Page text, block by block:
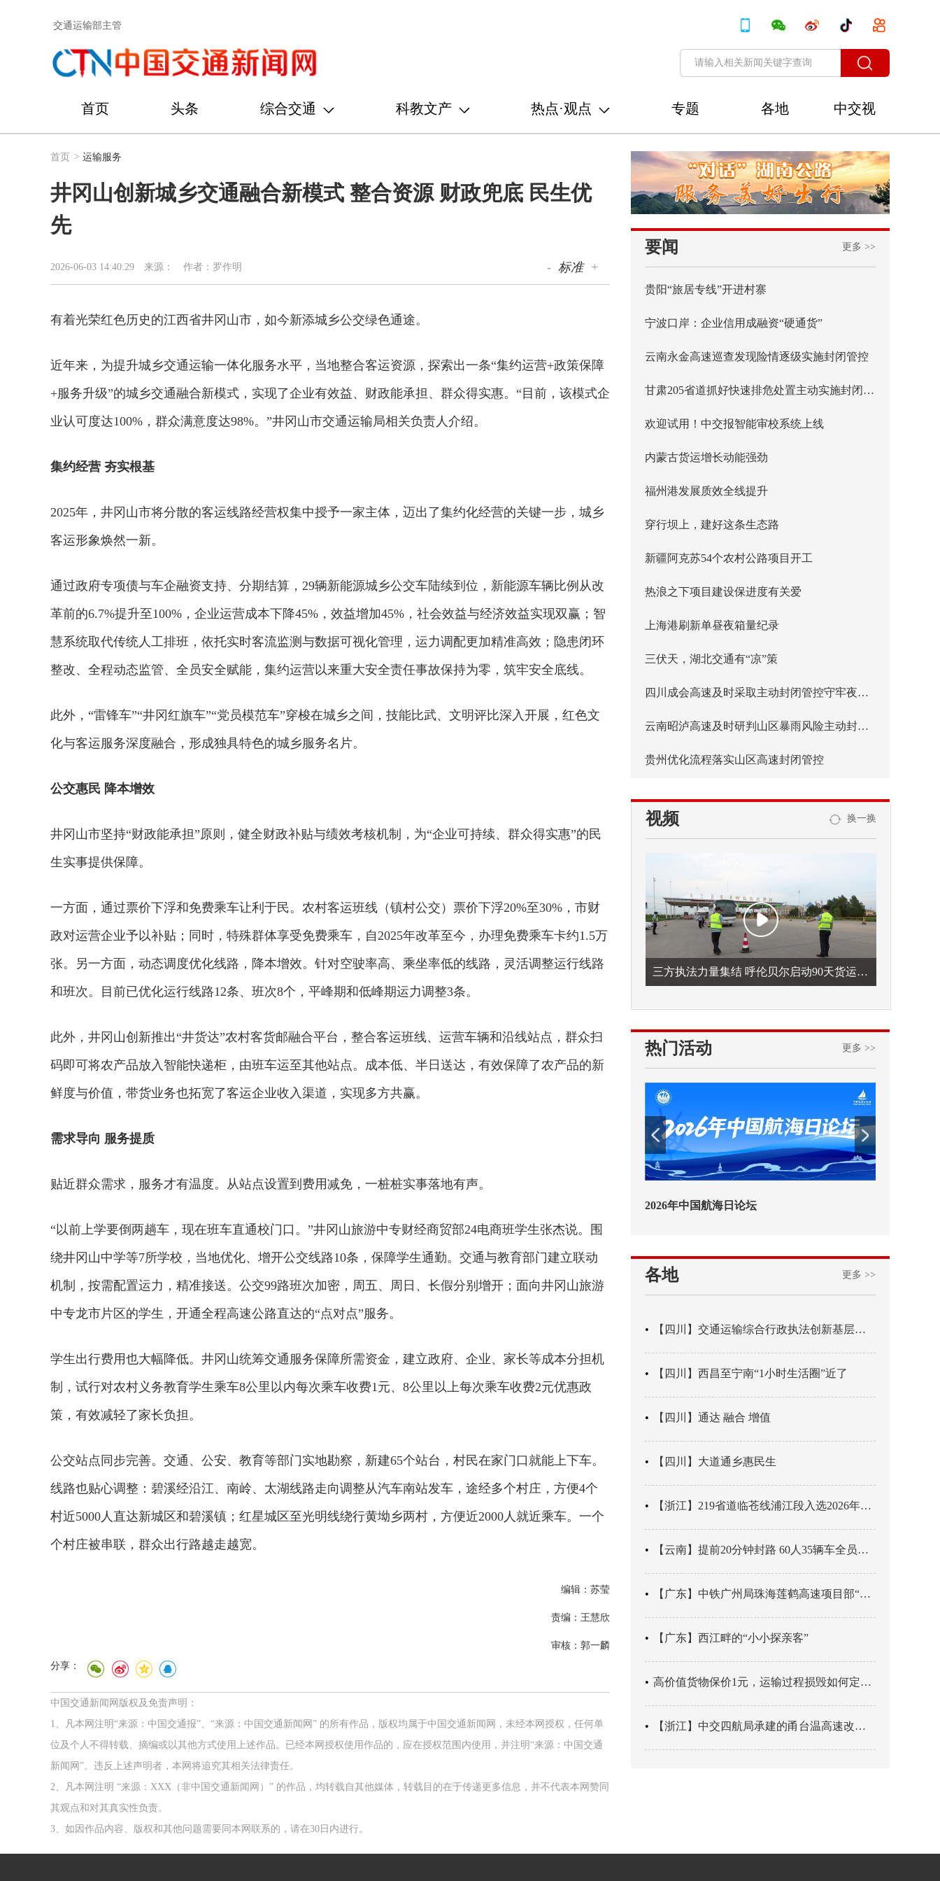
交通运输部主管
首页 头条 综合交通 科教文产 热点·观点 专题 各地
中交视
讯
首页 > 运输服务
井冈山创新城乡交通融合新模式 整合资源 财政兜底 民生优
先
2026-06-03 14:40:29 来源： 作者：罗作明 - 标准 +
有着光荣红色历史的江西省井冈山市，如今新添城乡公交绿色通途。
近年来，为提升城乡交通运输一体化服务水平，当地整合客运资源，探索出一条“集约运营+政策保障
+服务升级”的城乡交通融合新模式，实现了企业有效益、财政能承担、群众得实惠。“目前，该模式企
业认可度达100%，群众满意度达98%。”井冈山市交通运输局相关负责人介绍。
集约经营 夯实根基
2025年，井冈山市将分散的客运线路经营权集中授予一家主体，迈出了集约化经营的关键一步，城乡
客运形象焕然一新。
通过政府专项债与车企融资支持、分期结算，29辆新能源城乡公交车陆续到位，新能源车辆比例从改
革前的6.7%提升至100%，企业运营成本下降45%，效益增加45%，社会效益与经济效益实现双赢；智
慧系统取代传统人工排班，依托实时客流监测与数据可视化管理，运力调配更加精准高效；隐患闭环
整改、全程动态监管、全员安全赋能，集约运营以来重大安全责任事故保持为零，筑牢安全底线。
此外，“雷锋车”“井冈红旗车”“党员模范车”穿梭在城乡之间，技能比武、文明评比深入开展，红色文
化与客运服务深度融合，形成独具特色的城乡服务名片。
公交惠民 降本增效
井冈山市坚持“财政能承担”原则，健全财政补贴与绩效考核机制，为“企业可持续、群众得实惠”的民
生实事提供保障。
一方面，通过票价下浮和免费乘车让利于民。农村客运班线（镇村公交）票价下浮20%至30%，市财
政对运营企业予以补贴；同时，特殊群体享受免费乘车，自2025年改革至今，办理免费乘车卡约1.5万
张。另一方面，动态调度优化线路，降本增效。针对空驶率高、乘坐率低的线路，灵活调整运行线路
和班次。目前已优化运行线路12条、班次8个，平峰期和低峰期运力调整3条。
此外，井冈山创新推出“井货达”农村客货邮融合平台，整合客运班线、运营车辆和沿线站点，群众扫
码即可将农产品放入智能快递柜，由班车运至其他站点。成本低、半日送达，有效保障了农产品的新
鲜度与价值，带货业务也拓宽了客运企业收入渠道，实现多方共赢。
需求导向 服务提质
贴近群众需求，服务才有温度。从站点设置到费用减免，一桩桩实事落地有声。
“以前上学要倒两趟车，现在班车直通校门口。”井冈山旅游中专财经商贸部24电商班学生张杰说。围
绕井冈山中学等7所学校，当地优化、增开公交线路10条，保障学生通勤。交通与教育部门建立联动
机制，按需配置运力，精准接送。公交99路班次加密，周五、周日、长假分别增开；面向井冈山旅游
中专龙市片区的学生，开通全程高速公路直达的“点对点”服务。
学生出行费用也大幅降低。井冈山统筹交通服务保障所需资金，建立政府、企业、家长等成本分担机
制，试行对农村义务教育学生乘车8公里以内每次乘车收费1元、8公里以上每次乘车收费2元优惠政
策，有效减轻了家长负担。
公交站点同步完善。交通、公安、教育等部门实地勘察，新建65个站台，村民在家门口就能上下车。
线路也贴心调整：碧溪经沿江、南岭、太湖线路走向调整从汽车南站发车，途经多个村庄，方便4个
村近5000人直达新城区和碧溪镇；红星城区至光明线绕行黄坳乡两村，方便近2000人就近乘车。一个
个村庄被串联，群众出行路越走越宽。
编辑：苏莹
责编：王慧欣
审核：郭一麟
分享：
中国交通新闻网版权及免责声明：
1、凡本网注明“来源：中国交通报”、“来源：中国交通新闻网” 的所有作品，版权均属于中国交通新闻网，未经本网授权，任何单
位及个人不得转载、摘编或以其他方式使用上述作品。已经本网授权使用作品的，应在授权范围内使用，并注明“来源：中国交通
新闻网”。违反上述声明者，本网将追究其相关法律责任。
2、凡本网注明 “来源：XXX（非中国交通新闻网）” 的作品，均转载自其他媒体，转载目的在于传递更多信息，并不代表本网赞同
其观点和对其真实性负责。
3、如因作品内容、版权和其他问题需要同本网联系的，请在30日内进行。
要闻 更多 >>
贵阳“旅居专线”开进村寨
宁波口岸：企业信用成融资“硬通货”
云南永金高速巡查发现险情逐级实施封闭管控
甘肃205省道抓好快速排危处置主动实施封闭管控
欢迎试用！中交报智能审校系统上线
内蒙古货运增长动能强劲
福州港发展质效全线提升
穿行坝上，建好这条生态路
新疆阿克苏54个农村公路项目开工
热浪之下项目建设保进度有关爱
上海港刷新单昼夜箱量纪录
三伏天，湖北交通有“凉”策
四川成会高速及时采取主动封闭管控守牢夜间安全防线
云南昭泸高速及时研判山区暴雨风险主动封闭管控
贵州优化流程落实山区高速封闭管控
视频 换一换
三方执法力量集结 呼伦贝尔启动90天货运车辆违法专项整治
热门活动 更多 >>
2026年中国航海日论坛
各地 更多 >>
【四川】交通运输综合行政执法创新基层辖区治理“4+3” 新模式
【四川】西昌至宁南“1小时生活圈”近了
【四川】通达 融合 增值
【四川】大道通乡惠民生
【浙江】219省道临苍线浦江段入选2026年度美丽公路项目展示交流活动名单
【云南】提前20分钟封路 60人35辆车全员平安
【广东】中铁广州局珠海莲鹤高速项目部“靶向施训”筑牢应急处置防线
【广东】西江畔的“小小探亲客”
高价值货物保价1元，运输过程损毁如何定责？
【浙江】中交四航局承建的甬台温高速改扩建工程台州南段TJ06标段恢复双向通行